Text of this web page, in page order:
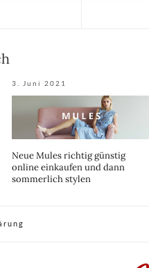
3. Juni 2021
Neue Mules richtig günstig
online einkaufen und dann
sommerlich stylen